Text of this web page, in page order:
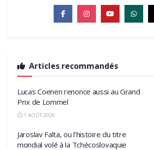
Articles recommandés
Lucas Coenen renonce aussi au Grand
Prix de Lommel
1 AOÛT 2026
Jaroslav Falta, ou l’histoire du titre
mondial volé à la Tchécoslovaquie